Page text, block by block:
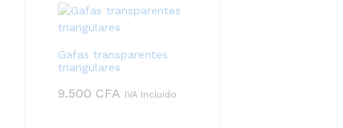
hasta
Gafas transparentes
triangulares
9.500 CFA IVA Incluido